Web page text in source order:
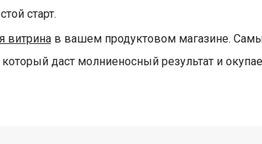
старт.
витринав вашем продуктовом магазине.
который даст молниеносный результат и